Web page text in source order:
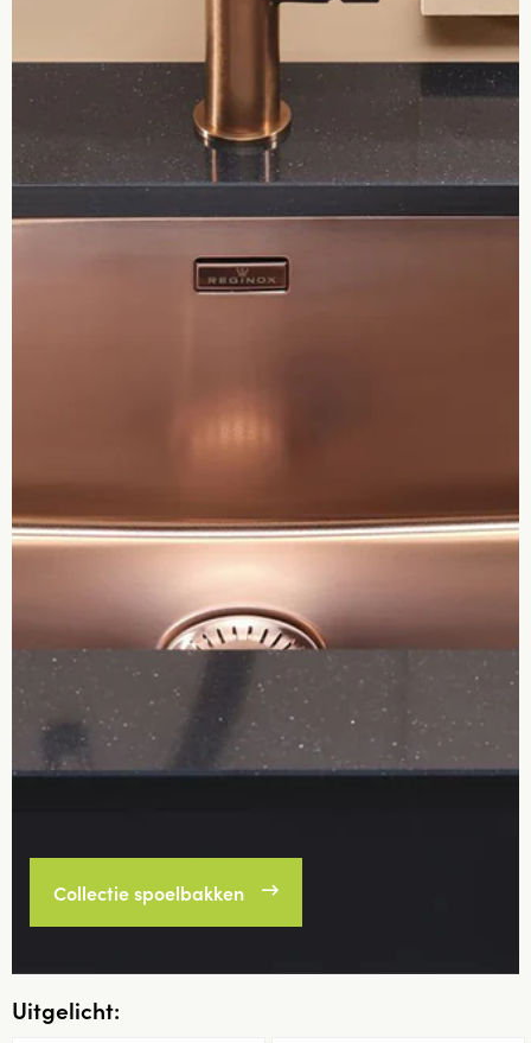
Collectie spoelbakken
Uitgelicht: